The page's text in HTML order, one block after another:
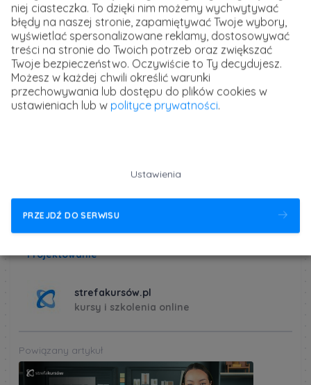
na półki sklepów komiksowych i empiku.
Kurs Tworzenie komiksu - od pomysłu do
publikacji
Opanuj sztukę tworzenia komiksów od A do Z! Naucz się
kreować fascynujące historie, projektować porywające
Projektowanie
strefakursów.pl
kursy i szkolenia online
Powiązany artykuł
niej ciasteczka. To dzięki nim możemy wychwytywać
błędy na naszej stronie, zapamiętywać Twoje wybory,
wyświetlać spersonalizowane reklamy, dostosowywać
treści na stronie do Twoich potrzeb oraz zwiększać
Twoje bezpieczeństwo. Oczywiście to Ty decydujesz.
Możesz w każdej chwili określić warunki
przechowywania lub dostępu do plików cookies w
ustawieniach lub w polityce prywatności.
Ustawienia
PRZEJDŹ DO SERWISU